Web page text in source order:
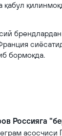
бормоқда.
Россияга
асосчиси